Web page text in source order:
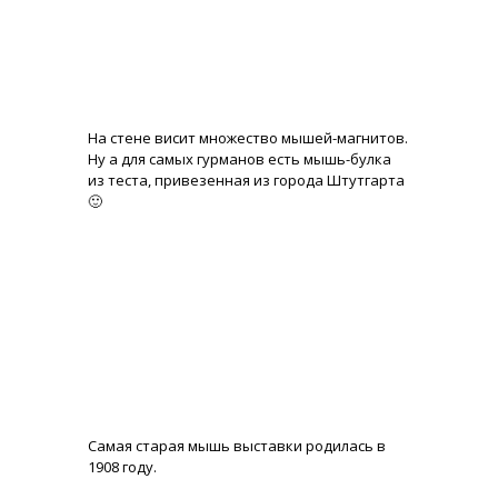
На стене висит множество мышей-магнитов.
Ну а для самых гурманов есть мышь-булка
из теста, привезенная из города Штутгарта
🙂
Самая старая мышь выставки родилась в
1908 году.